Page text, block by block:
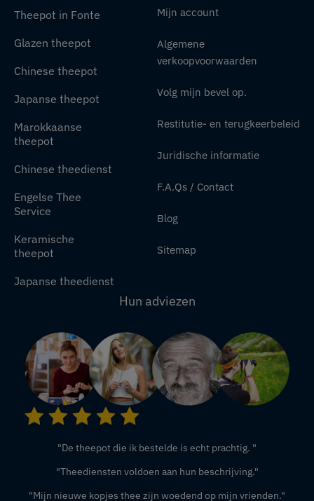
Theepot in Fonte
Glazen theepot
Chinese theepot
Japanse theepot
Marokkaanse
theepot
Chinese theedienst
Engelse Thee
Service
Keramische
theepot
Japanse theedienst
Mijn account
Algemene
verkoopvoorwaarden
Volg mijn bevel op.
Restitutie- en terugkeerbeleid
Juridische informatie
F.A.Qs / Contact
Blog
Sitemap
Hun adviezen
"De theepot die ik bestelde is echt prachtig. "
"Theediensten voldoen aan hun beschrijving."
"Mijn nieuwe kopjes thee zijn woedend op mijn vrienden."